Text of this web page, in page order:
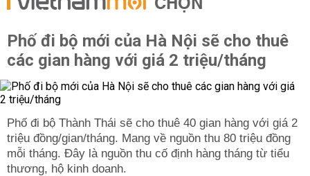
Phố đi bộ mới của Hà Nội sẽ cho thuê
các gian hàng với giá 2 triệu/tháng
Phố đi bộ Thành Thái sẽ cho thuê 40 gian hàng với giá 2
triệu đồng/gian/tháng. Mang về nguồn thu 80 triệu đồng
mỗi tháng. Đây là nguồn thu cố định hàng tháng từ tiểu
thương, hộ kinh doanh.